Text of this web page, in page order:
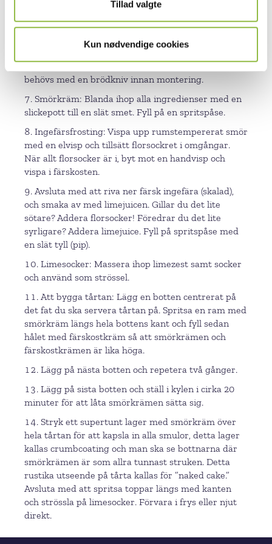
Tillad valgte
Kun nødvendige cookies
ugnen på 170°C i 30 minuter. Gör stickprov, ta ut
kakan och låt svalna helt.
Bottnarna går jättebra att göra dagen innan.
Plasta gärna in bottnarna när de har svalnat för att
behålla saftigheten. Jämna ut bottnarna om det
behövs med en brödkniv innan montering.
Smörkräm: Blanda ihop alla ingredienser med en
slickepott till en slät smet. Fyll på en spritspåse.
Ingefärsfrosting: Vispa upp rumstempererat smör
med en elvisp och tillsätt florsockret i omgångar.
När allt florsocker är i, byt mot en handvisp och
vispa i färskosten.
Avsluta med att riva ner färsk ingefära (skalad),
och smaka av med limejuicen. Gillar du det lite
sötare? Addera florsocker! Föredrar du det lite
syrligare? Addera limejuice. Fyll på spritspåse med
en slät tyll (pip).
Limesocker: Massera ihop limezest samt socker
och använd som strössel.
Att bygga tårtan: Lägg en botten centrerat på
det fat du ska servera tårtan på. Spritsa en ram med
smörkräm längs hela bottens kant och fyll sedan
hålet med färskostkräm så att smörkrämen och
färskostkrämen är lika höga.
Lägg på nästa botten och repetera två gånger.
Lägg på sista botten och ställ i kylen i cirka 20
minuter för att låta smörkrämen sätta sig.
Stryk ett supertunt lager med smörkräm över
hela tårtan för att kapsla in alla smulor, detta lager
kallas crumbcoating och man ska se bottnarna där
smörkrämen är som allra tunnast struken. Detta
rustika utseende på tårta kallas för ”naked cake.”
Avsluta med att spritsa toppar längs med kanten
och strössla på limesocker. Förvara i frys eller njut
direkt.